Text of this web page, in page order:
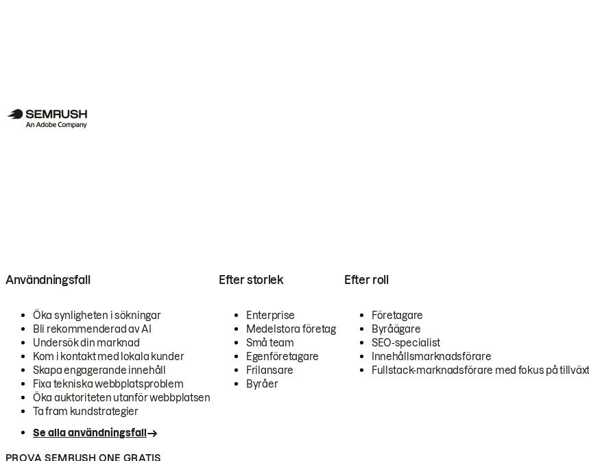
Användningsfall
Öka synligheten i sökningar
Bli rekommenderad av AI
Undersök din marknad
Kom i kontakt med lokala kunder
Skapa engagerande innehåll
Fixa tekniska webbplatsproblem
Öka auktoriteten utanför webbplatsen
Ta fram kundstrategier
Se alla användningsfall
Efter storlek
Enterprise
Medelstora företag
Små team
Egenföretagare
Frilansare
Byråer
Efter roll
Företagare
Byråägare
SEO-specialist
Innehållsmarknadsförare
Fullstack-marknadsförare med fokus på tillväxt
PROVA SEMRUSH ONE GRATIS